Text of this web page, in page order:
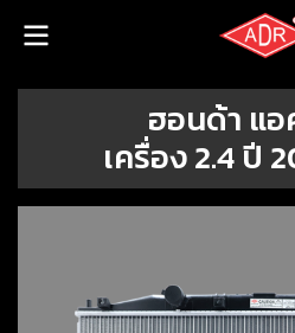
ฮอนด้า แ
เครื่อง 2.4 ปี